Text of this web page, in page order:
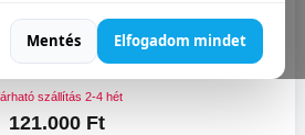
Mentés Elfogadom mindet
Dominator kipufogó S6 BLACK + dB killer
Nem
szállítás 2-4 hét
121.000 Ft